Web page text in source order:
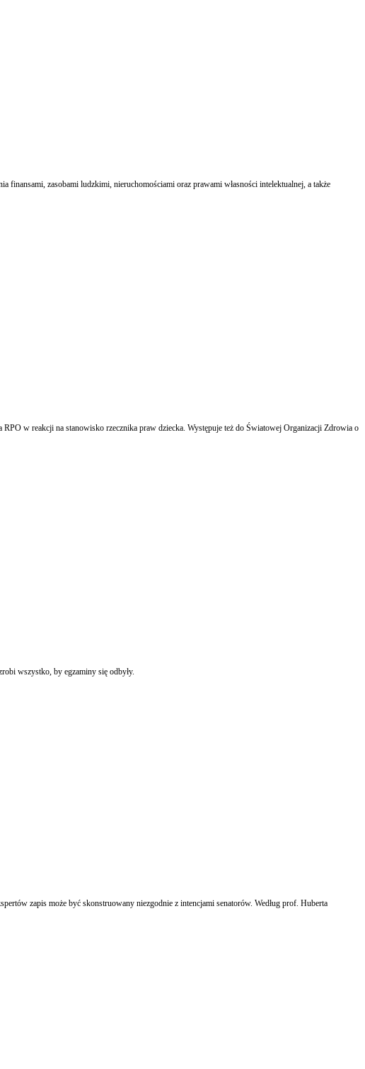
finansami, zasobami ludzkimi, nieruchomościami oraz prawami własności intelektualnej, a także
w reakcji na stanowisko rzecznika praw dziecka. Występuje też do Światowej Organizacji Zdrowia o
wszystko, by egzaminy się odbyły.
zapis może być skonstruowany niezgodnie z intencjami senatorów. Według prof. Huberta